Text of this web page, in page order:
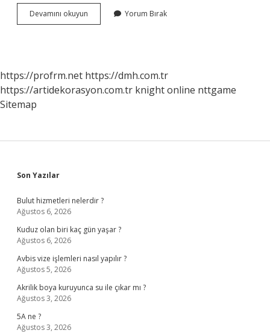
Devamını okuyun Asetaldehit
Ve
Yorum Bırak
https://profrm.net https://dmh.com.tr
https://artidekorasyon.com.tr knight online nttgame
Sitemap
Sidebar
Son Yazılar
Bulut hizmetleri nelerdir ?
Ağustos 6, 2026
Kuduz olan biri kaç gün yaşar ?
Ağustos 6, 2026
Avbis vize işlemleri nasıl yapılır ?
Ağustos 5, 2026
Akrilik boya kuruyunca su ile çıkar mı ?
Ağustos 3, 2026
5A ne ?
Ağustos 3, 2026